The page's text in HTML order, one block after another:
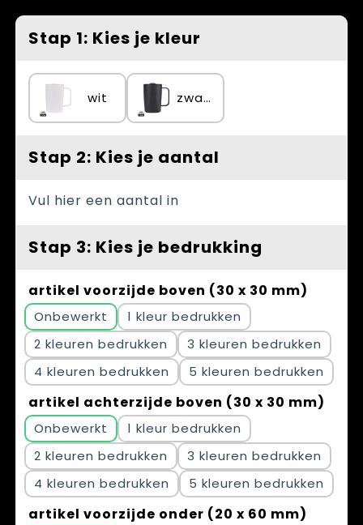
Themapakketten
Veiligheid, Auto en Fiets
Waterflesjes
Bedrijfskleding
Stap 1: Kies je kleur
wit zwart
Stap 2: Kies je aantal
Vul hier een aantal in
Stap 3: Kies je bedrukking
artikel voorzijde boven (30 x 30 mm)
Onbewerkt
1
2
3
4
5
artikel achterzijde boven (30 x 30 mm)
Onbewerkt
1
2
3
4
5
artikel voorzijde onder (20 x 60 mm)